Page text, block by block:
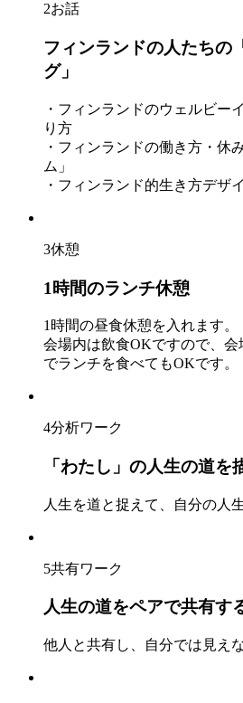
2お話
フィンランドの人たちの
グ」
・フィンランドのウェルビー
り方
・フィンランドの働き方・休
ム」
・フィンランド的生き方デザ
3休憩
1時間のランチ休憩
1時間の昼食休憩を入れます。
会場内は飲食OKですので、
でランチを食べてもOKです。
4分析ワーク
「わたし」の人生の道を
人生を道と捉えて、自分の人
5共有ワーク
人生の道をペアで共有す
他人と共有し、自分では見え